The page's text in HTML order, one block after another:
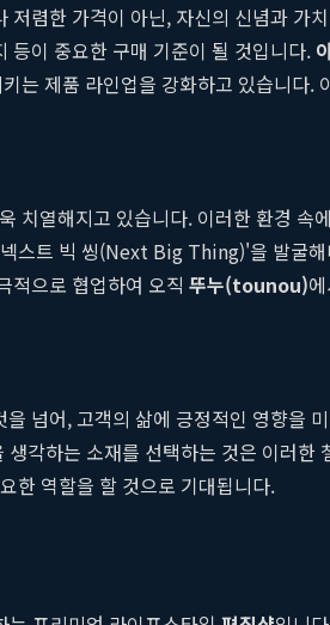
렴한 가격이 아닌, 자신의 신념과
등이 중요한 구매 기준이 될 것입니다.
는 제품 라인업을 강화하고 있습니
치열해지고 있습니다. 이러한 환경
스트 빅 씽(Next Big Thing)'을 발굴
적으로 협업하여 오직 뚜누(tounou)
넘어, 고객의 삶에 긍정적인 영향을
각하는 소재를 선택하는 것은 이러
한 역할을 할 것으로 기대됩니다.